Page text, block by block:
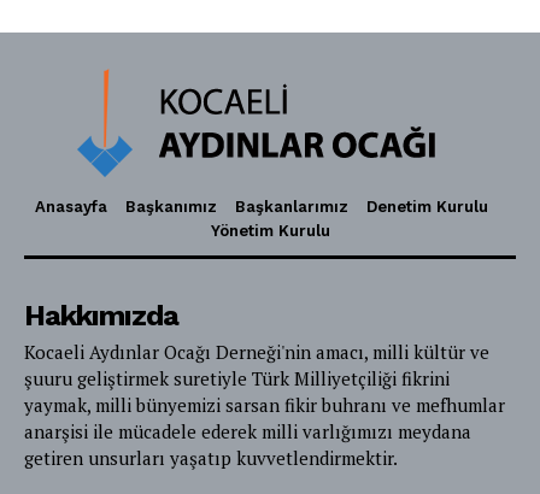
Anasayfa Başkanımız Başkanlarımız
Denetim Kurulu
Yönetim Kurulu
Hakkımızda
Kocaeli Aydınlar Ocağı Derneği'nin amacı, milli kültür ve
şuuru geliştirmek suretiyle Türk Milliyetçiliği fikrini
yaymak, milli bünyemizi sarsan fikir buhranı ve mefhumlar
anarşisi ile mücadele ederek milli varlığımızı meydana
getiren unsurları yaşatıp kuvvetlendirmektir.